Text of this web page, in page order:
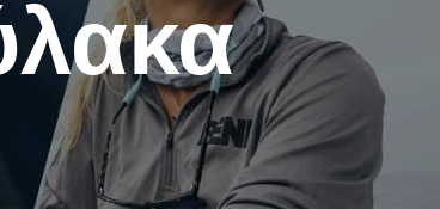
Καθετή
EGI - Για Καλαμάρια & Σουπιές
Surf Casting
Συρτής
Αξεσουάρ Ψαρέματος
Στριφτάρια - Βαρίδια
Τσάντες / Ψυγεία / Απόχες